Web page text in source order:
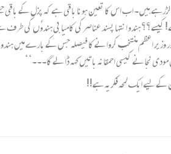
لڑرہے ہیں۔ اب اس کا تعین ہونا باقی ہے کہ پزل کے
ہندو انتہا پسند عناصرکی کامیا بی ہندوٗں کی طرف
اعظم منتخب کروانے کا فیصلہ جس کے بارے میں ہندو
کے لیے ایک لمحہ فکریہ ہے!!